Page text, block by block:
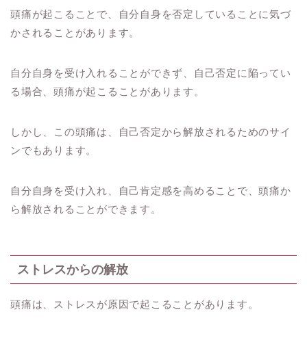
頭痛が起こることで、自分自身を否定していることに気づ
かされることがあります。
自分自身を受け入れることができず、自己否定に陥ってい
る場合、頭痛が起こることがあります。
しかし、この頭痛は、自己否定から解放されるためのサイ
ンでもあります。
自分自身を受け入れ、自己肯定感を高めることで、頭痛か
ら解放されることができます。
ストレスからの解放
頭痛は、ストレスが原因で起こることがあります。